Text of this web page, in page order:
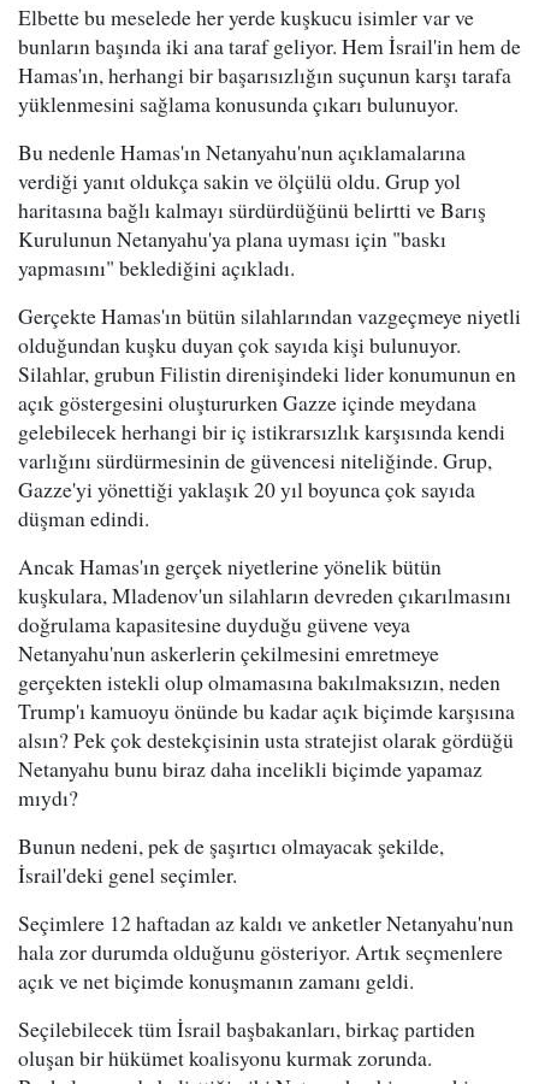
Elbette bu meselede her yerde kuşkucu isimler var ve
bunların başında iki ana taraf geliyor. Hem İsrail'in hem de
Hamas'ın, herhangi bir başarısızlığın suçunun karşı tarafa
yüklenmesini sağlama konusunda çıkarı bulunuyor.
Bu nedenle Hamas'ın Netanyahu'nun açıklamalarına
verdiği yanıt oldukça sakin ve ölçülü oldu. Grup yol
haritasına bağlı kalmayı sürdürdüğünü belirtti ve Barış
Kurulunun Netanyahu'ya plana uyması için "baskı
yapmasını" beklediğini açıkladı.
Gerçekte Hamas'ın bütün silahlarından vazgeçmeye niyetli
olduğundan kuşku duyan çok sayıda kişi bulunuyor.
Silahlar, grubun Filistin direnişindeki lider konumunun en
açık göstergesini oluştururken Gazze içinde meydana
gelebilecek herhangi bir iç istikrarsızlık karşısında kendi
varlığını sürdürmesinin de güvencesi niteliğinde. Grup,
Gazze'yi yönettiği yaklaşık 20 yıl boyunca çok sayıda
düşman edindi.
Ancak Hamas'ın gerçek niyetlerine yönelik bütün
kuşkulara, Mladenov'un silahların devreden çıkarılmasını
doğrulama kapasitesine duyduğu güvene veya
Netanyahu'nun askerlerin çekilmesini emretmeye
gerçekten istekli olup olmamasına bakılmaksızın, neden
Trump'ı kamuoyu önünde bu kadar açık biçimde karşısına
alsın? Pek çok destekçisinin usta stratejist olarak gördüğü
Netanyahu bunu biraz daha incelikli biçimde yapamaz
mıydı?
Bunun nedeni, pek de şaşırtıcı olmayacak şekilde,
İsrail'deki genel seçimler.
Seçimlere 12 haftadan az kaldı ve anketler Netanyahu'nun
hala zor durumda olduğunu gösteriyor. Artık seçmenlere
açık ve net biçimde konuşmanın zamanı geldi.
Seçilebilecek tüm İsrail başbakanları, birkaç partiden
oluşan bir hükümet koalisyonu kurmak zorunda.